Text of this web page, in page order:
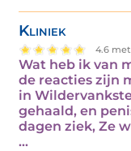
Kliniek
4.6
Wat heb ik van
de reacties zijn
in
gehaald, en
dagen ziek, Ze
…